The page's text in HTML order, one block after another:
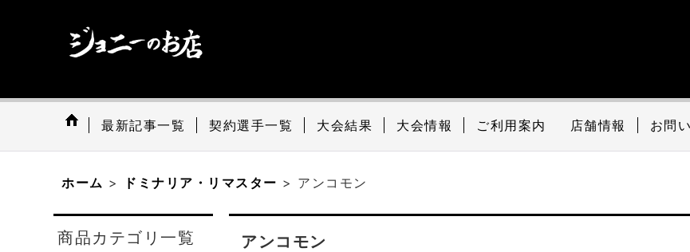
最新記事一覧 契約選手一覧 大会結果 大会情報 ご利用案内 店舗情報 お問
ホーム > ドミナリア・リマスター > アンコモン
商品カテゴリ一覧 アンコモン